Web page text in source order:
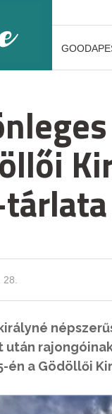
után
én a Gödöllői